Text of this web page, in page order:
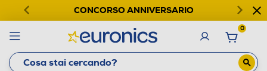
CONCORSO ANNIVERSARIO
0